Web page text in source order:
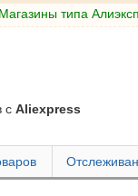
Магазины типа
с Aliexpress